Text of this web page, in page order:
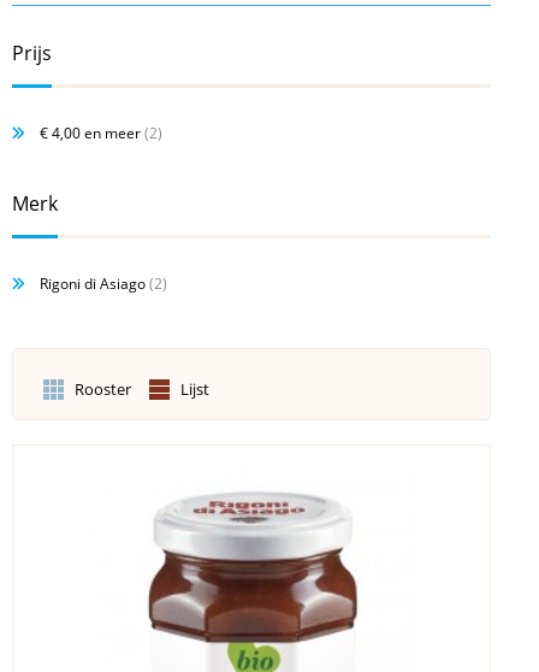
Prijs
€ 4,00en meer(2)
Merk
Rigoni di Asiago(2)
Rooster Lijst